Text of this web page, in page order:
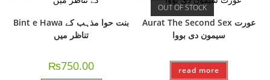
Bint e Hawa بنت حوا مذہب کے
تناظر میں
₨750.00
OUT OF STOCK
Aurat The Second Sex عورت
سیمون دی بووا
read more